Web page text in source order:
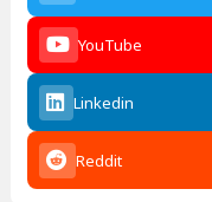
YouTube
Linkedin
Reddit